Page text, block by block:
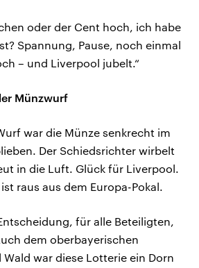
oder der Cent hoch, ich habe
Spannung, Pause, noch einmal
– und Liverpool jubelt.“
Münzwurf
war die Münze senkrecht im
Der Schiedsrichter wirbelt
in die Luft. Glück für Liverpool.
raus aus dem Europa-Pokal.
für alle Beteiligten,
dem oberbayerischen
war diese Lotterie ein Dorn